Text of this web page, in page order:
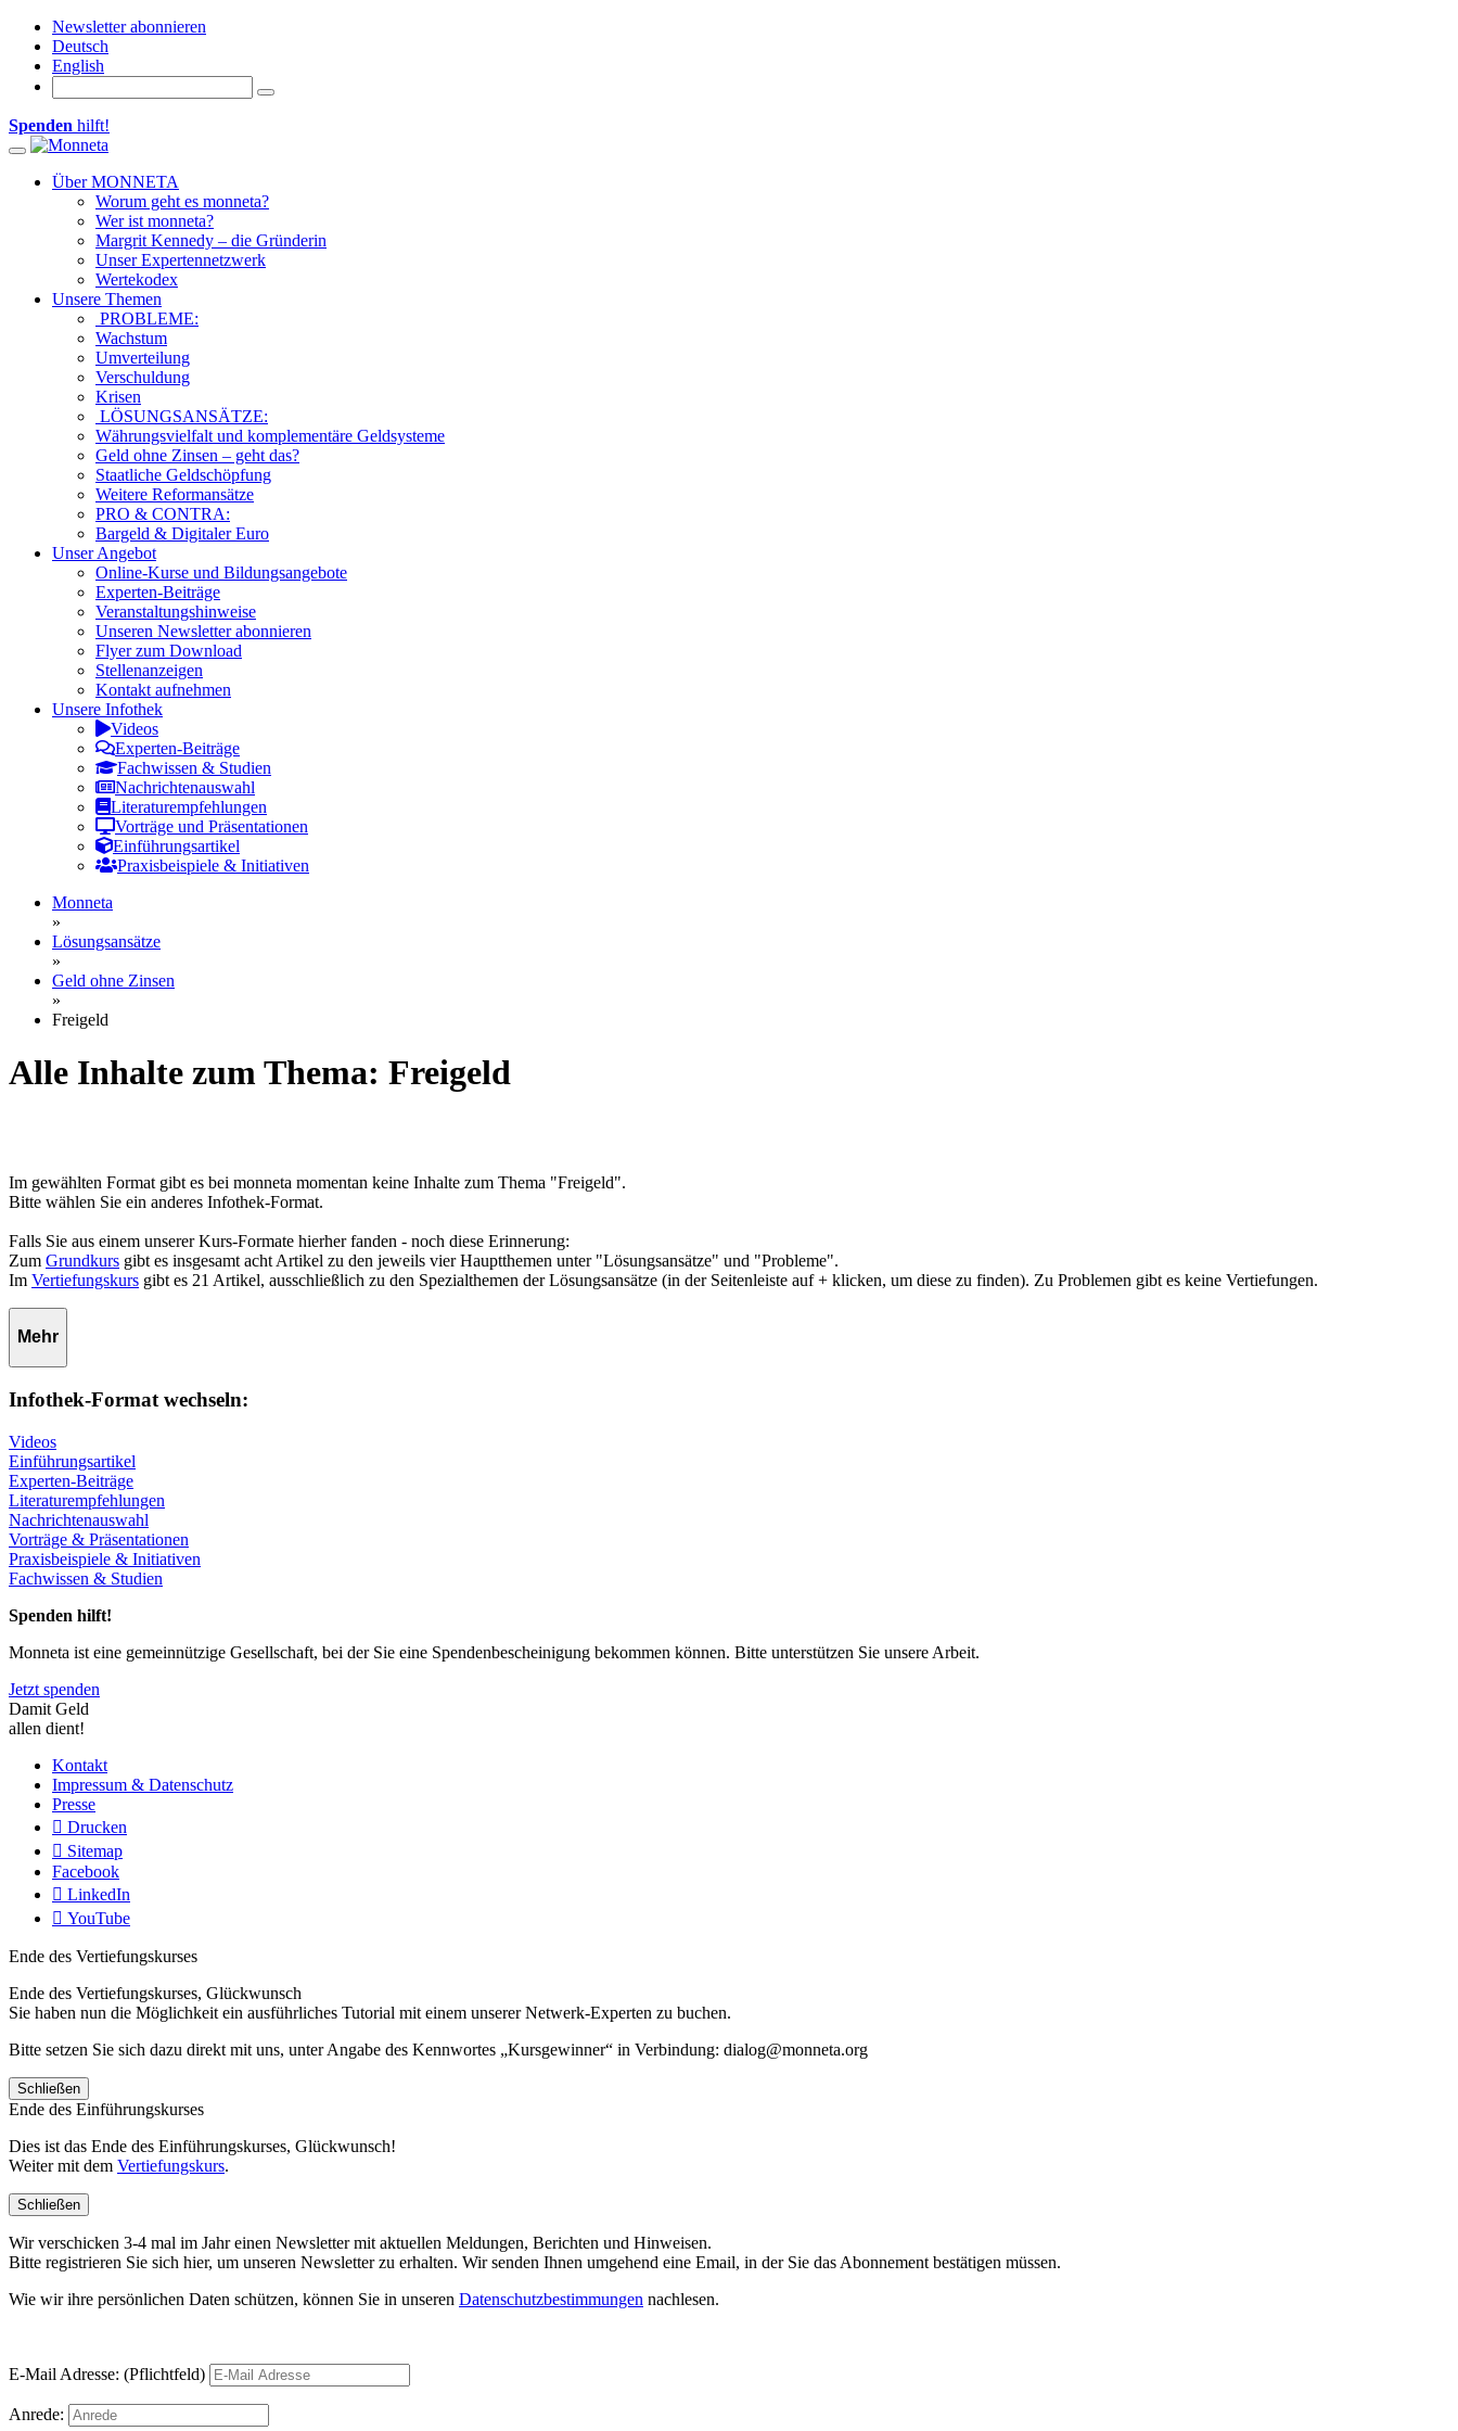
Newsletter abonnieren
Deutsch
English
Spenden hilft!
Toggle
navigationÜber MONNETA
Worum geht es monneta?
Wer ist monneta?
Margrit Kennedy – die Gründerin
Unser Expertennetzwerk
Wertekodex
Unsere Themen
PROBLEME:
Wachstum
Umverteilung
Verschuldung
Krisen
LÖSUNGSANSÄTZE:
Währungsvielfalt und komplementäre Geldsysteme
Geld ohne Zinsen – geht das?
Staatliche Geldschöpfung
Weitere Reformansätze
PRO & CONTRA:
Bargeld & Digitaler Euro
Unser Angebot
Online-Kurse und Bildungsangebote
Experten-Beiträge
Veranstaltungshinweise
Unseren Newsletter abonnieren
Flyer zum Download
Stellenanzeigen
Kontakt aufnehmen
Unsere Infothek
Videos
Experten-Beiträge
Fachwissen & Studien
Nachrichtenauswahl
Literaturempfehlungen
Vorträge und Präsentationen
Einführungsartikel
Praxisbeispiele & Initiativen
Monneta
»
Lösungsansätze
»
Geld ohne Zinsen
»
Freigeld
Alle Inhalte zum Thema: Freigeld
Im gewählten Format gibt es bei monneta momentan keine Inhalte zum Thema "Freigeld".
Bitte wählen Sie ein anderes Infothek-Format.
Falls Sie aus einem unserer Kurs-Formate hierher fanden - noch diese Erinnerung:
Zum Grundkurs gibt es insgesamt acht Artikel zu den jeweils vier Hauptthemen unter "Lösungsansätze" und "Probleme".
Im Vertiefungskurs gibt es 21 Artikel, ausschließlich zu den Spezialthemen der Lösungsansätze (in der Seitenleiste auf + klicken, um diese zu finden). Zu Problemen gibt es keine Vertiefungen.
Mehr
Infothek-Format wechseln:
Videos
Einführungsartikel
Experten-Beiträge
Literaturempfehlungen
Nachrichtenauswahl
Vorträge & Präsentationen
Praxisbeispiele & Initiativen
Fachwissen & Studien
Spenden hilft!
Monneta ist eine gemeinnützige Gesellschaft, bei der Sie eine Spendenbescheinigung bekommen können. Bitte unterstützen Sie unsere Arbeit.
Jetzt spenden
Damit Geld
allen dient!
Kontakt
Impressum & Datenschutz
Presse
Drucken
Sitemap
Facebook
LinkedIn
YouTube
Ende des Vertiefungskurses
Ende des Vertiefungskurses, Glückwunsch
Sie haben nun die Möglichkeit ein ausführliches Tutorial mit einem unserer Netwerk-Experten zu buchen.
Bitte setzen Sie sich dazu direkt mit uns, unter Angabe des Kennwortes „Kursgewinner“ in Verbindung: dialog@monneta.org
Schließen
Ende des Einführungskurses
Dies ist das Ende des Einführungskurses, Glückwunsch!
Weiter mit dem Vertiefungskurs.
Schließen
Wir verschicken 3-4 mal im Jahr einen Newsletter mit aktuellen Meldungen, Berichten und Hinweisen.
Bitte registrieren Sie sich hier, um unseren Newsletter zu erhalten. Wir senden Ihnen umgehend eine Email, in der Sie das Abonnement bestätigen müssen.
Wie wir ihre persönlichen Daten schützen, können Sie in unseren Datenschutzbestimmungen nachlesen.
E-Mail Adresse: (Pflichtfeld)
Anrede: